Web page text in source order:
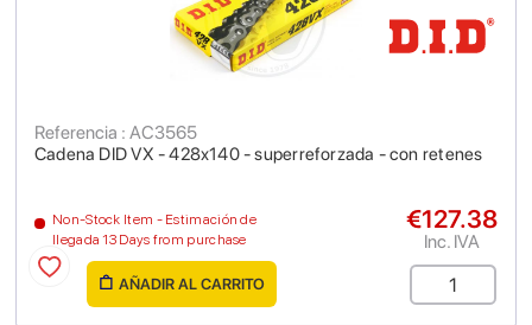
Cadena DID VX - 428x140 - superreforzada - con retenes
Referencia : AC3565
Non-Stock Item - Estimación de
llegada 13 Days from purchase
€127.38
Inc. IVA
AÑADIR AL CARRITO